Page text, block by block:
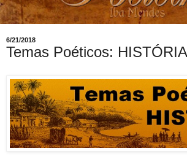
6/21/2018
Temas Poéticos: